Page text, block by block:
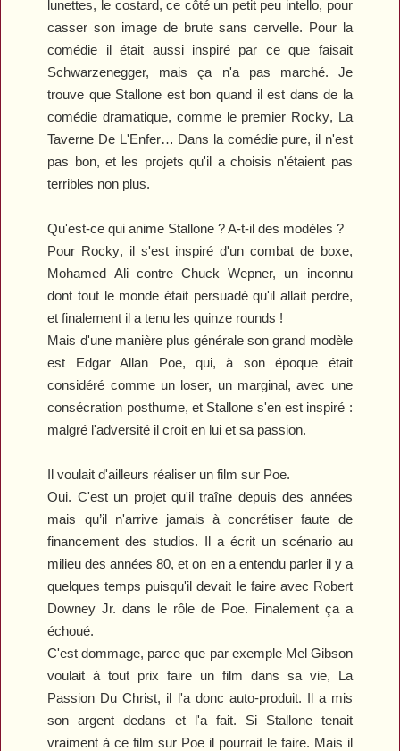
lunettes, le costard, ce côté un petit peu intello, pour
casser son image de brute sans cervelle. Pour la
comédie il était aussi inspiré par ce que faisait
Schwarzenegger, mais ça n'a pas marché. Je
trouve que Stallone est bon quand il est dans de la
comédie dramatique, comme le premier Rocky, La
Taverne De L'Enfer… Dans la comédie pure, il n'est
pas bon, et les projets qu'il a choisis n'étaient pas
terribles non plus.
Qu'est-ce qui anime Stallone ? A-t-il des modèles ?
Pour Rocky, il s'est inspiré d'un combat de boxe,
Mohamed Ali contre Chuck Wepner, un inconnu
dont tout le monde était persuadé qu'il allait perdre,
et finalement il a tenu les quinze rounds !
Mais d'une manière plus générale son grand modèle
est Edgar Allan Poe, qui, à son époque était
considéré comme un loser, un marginal, avec une
consécration posthume, et Stallone s'en est inspiré :
malgré l'adversité il croit en lui et sa passion.
Il voulait d'ailleurs réaliser un film sur Poe.
Oui. C'est un projet qu'il traîne depuis des années
mais qu’il n'arrive jamais à concrétiser faute de
financement des studios. Il a écrit un scénario au
milieu des années 80, et on en a entendu parler il y a
quelques temps puisqu'il devait le faire avec Robert
Downey Jr. dans le rôle de Poe. Finalement ça a
échoué.
C'est dommage, parce que par exemple Mel Gibson
voulait à tout prix faire un film dans sa vie, La
Passion Du Christ, il l'a donc auto-produit. Il a mis
son argent dedans et l'a fait. Si Stallone tenait
vraiment à ce film sur Poe il pourrait le faire. Mais il